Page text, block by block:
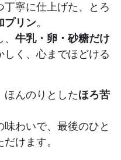
寧に仕上げた、とろ
プリン。
牛乳・卵・砂糖だけ
く、心までほどける
ほんのりとしたほろ苦
わいで、最後のひと
けます。